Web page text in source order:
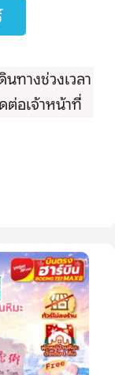
ทางช่วงเวลา
ต่อเจ้าหน้าที่